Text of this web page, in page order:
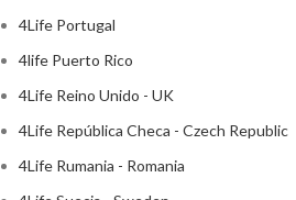
4Life Portugal
4life Puerto Rico
4Life Reino Unido - UK
4Life República Checa - Czech Republic
4Life Rumania - Romania